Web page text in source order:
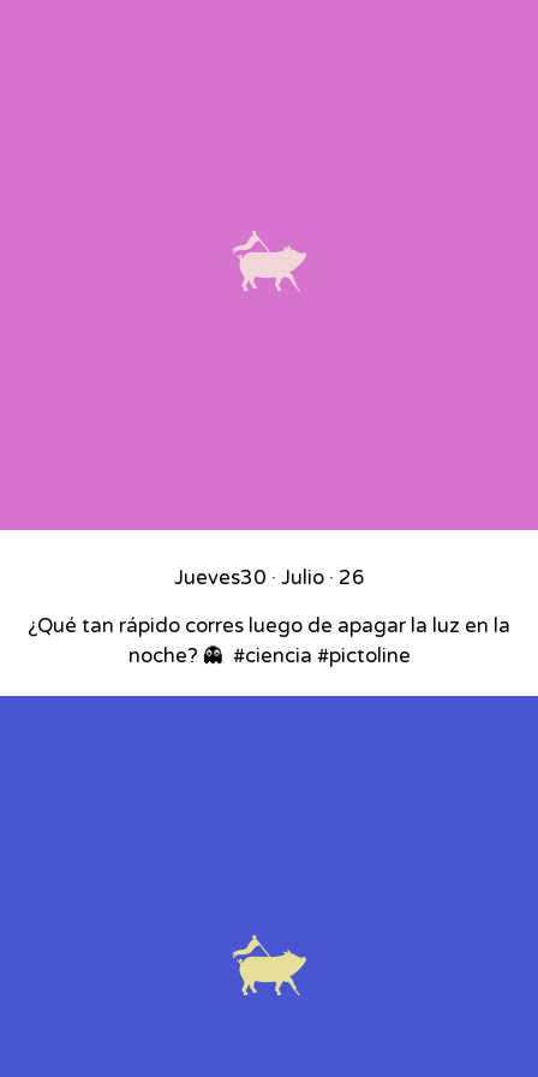
Jueves30 · Julio · 26
¿Qué tan rápido corres luego de apagar la luz en la
noche? 👻⁣ ⁣ #ciencia #pictoline